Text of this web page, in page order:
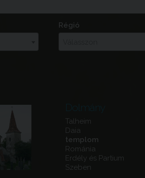
Régió
Dolmány
Talheim
Daia
templom
Románia
Erdély és Partium
Szeben